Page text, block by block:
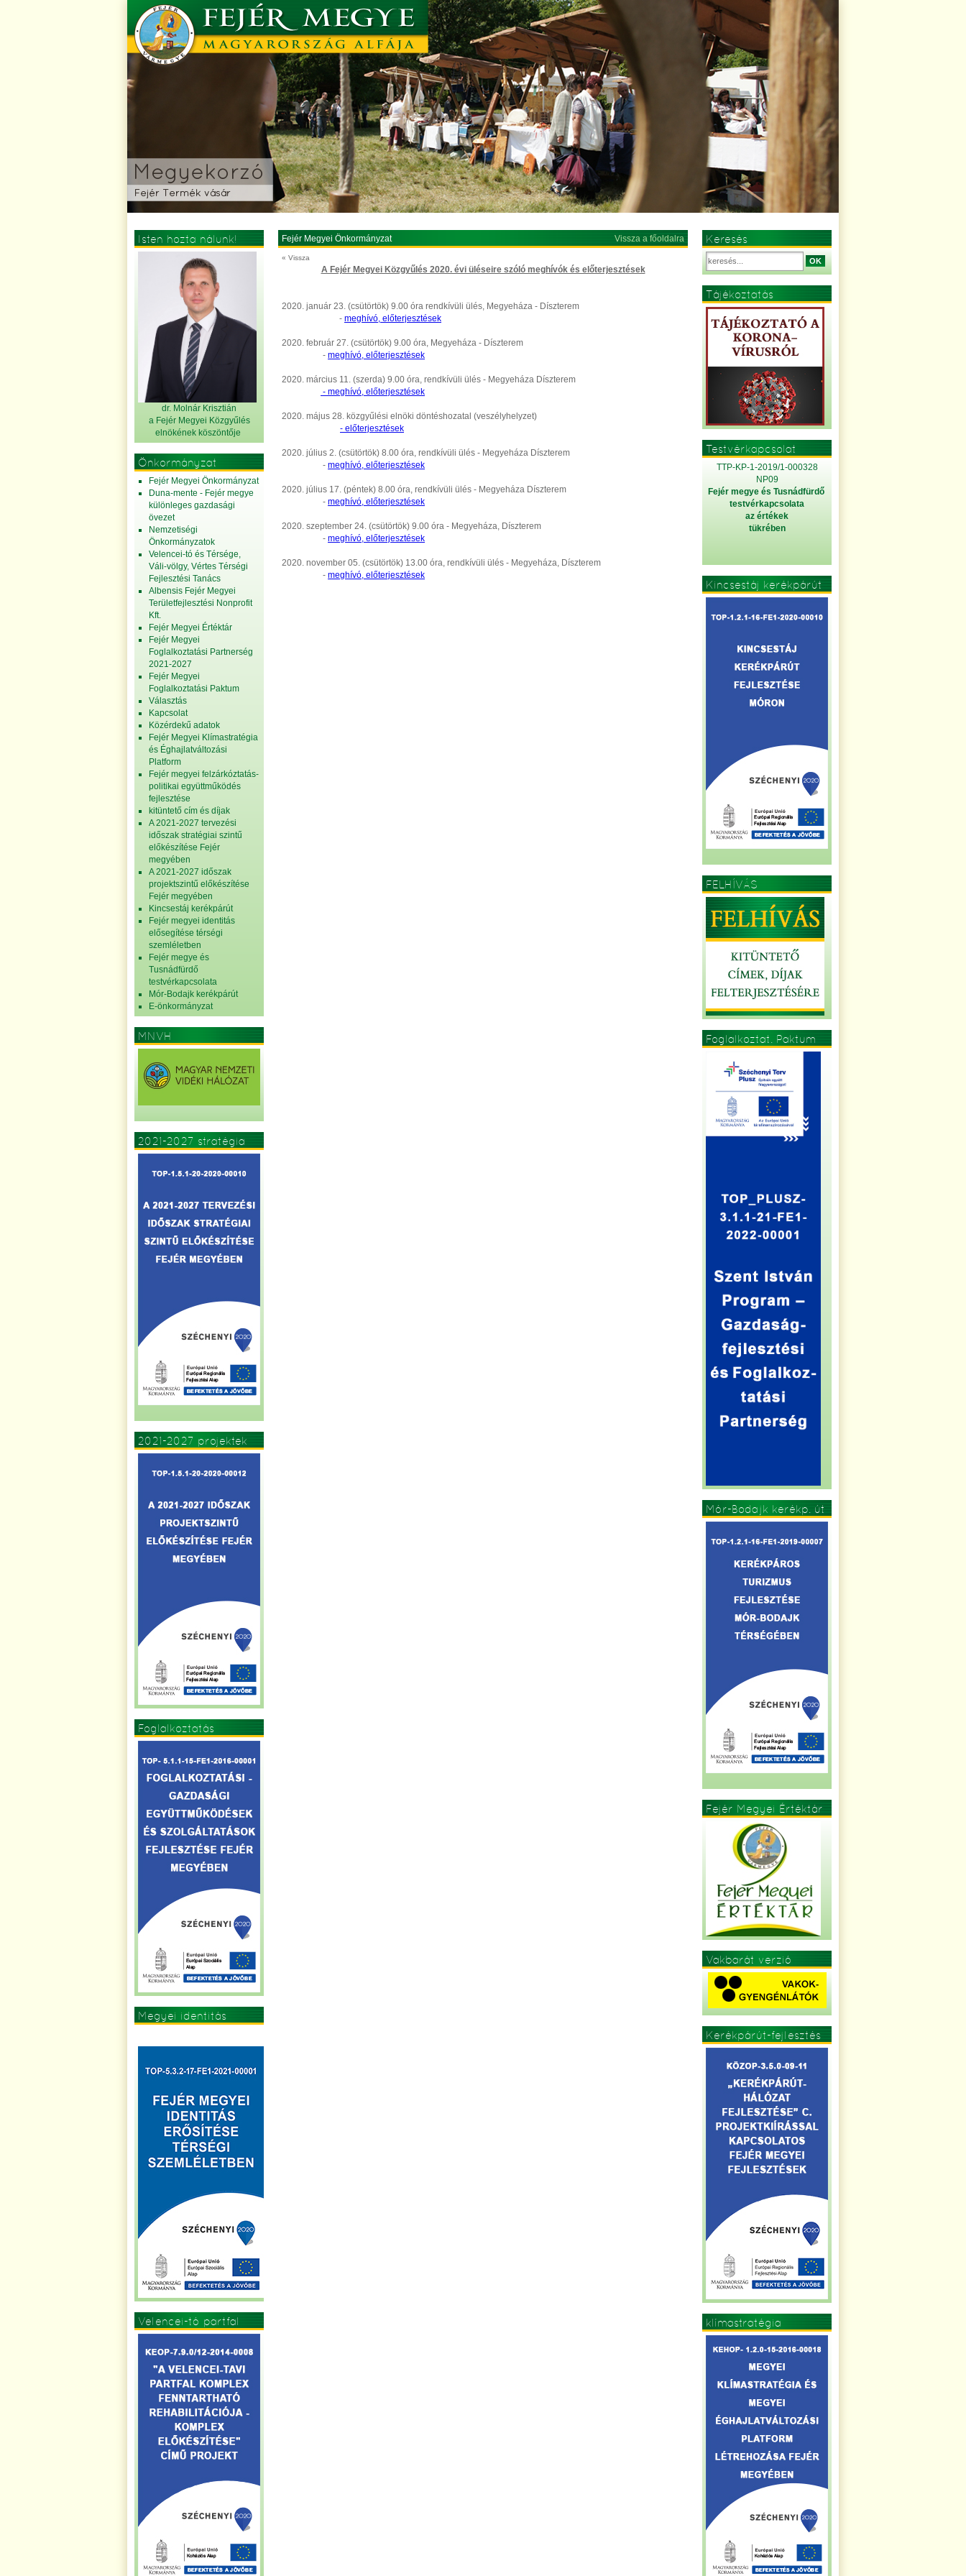
Isten hozta nálunk!
dr. Molnár Krisztián
a Fejér Megyei Közgyűlés
elnökének köszöntője
Önkormányzat
Fejér Megyei Önkormányzat
Duna-mente - Fejér megye
különleges gazdasági
övezet
Nemzetiségi
Önkormányzatok
Velencei-tó és Térsége,
Váli-völgy, Vértes Térségi
Fejlesztési Tanács
Albensis Fejér Megyei
Területfejlesztési Nonprofit
Kft.
Fejér Megyei Értéktár
Fejér Megyei
Foglalkoztatási Partnerség
2021-2027
Fejér Megyei
Foglalkoztatási Paktum
Választás
Kapcsolat
Közérdekű adatok
Fejér Megyei Klímastratégia
és Éghajlatváltozási
Platform
Fejér megyei felzárkóztatás-
politikai együttműködés
fejlesztése
kitüntető cím és díjak
A 2021-2027 tervezési
időszak stratégiai szintű
előkészítése Fejér
megyében
A 2021-2027 időszak
projektszintű előkészítése
Fejér megyében
Kincsestáj kerékpárút
Fejér megyei identitás
elősegítése térségi
szemléletben
Fejér megye és
Tusnádfürdő
testvérkapcsolata
Mór-Bodajk kerékpárút
E-önkormányzat
MNVH
2021-2027 stratégia
2021-2027 projektek
Foglalkoztatás
Megyei identitás
Velencei-tó partfal
Fejér Megyei Önkormányzat Vissza a főoldalra
« Vissza
A Fejér Megyei Közgyűlés 2020. évi üléseire szóló meghívók és előterjesztések
2020. január 23. (csütörtök) 9.00 óra rendkívüli ülés, Megyeháza - Díszterem
- meghívó, előterjesztések
2020. február 27. (csütörtök) 9.00 óra, Megyeháza - Díszterem
- meghívó, előterjesztések
2020. március 11. (szerda) 9.00 óra, rendkívüli ülés - Megyeháza Díszterem
- meghívó, előterjesztések
2020. május 28. közgyűlési elnöki döntéshozatal (veszélyhelyzet)
- előterjesztések
2020. július 2. (csütörtök) 8.00 óra, rendkívüli ülés - Megyeháza Díszterem
- meghívó, előterjesztések
2020. július 17. (péntek) 8.00 óra, rendkívüli ülés - Megyeháza Díszterem
- meghívó, előterjesztések
2020. szeptember 24. (csütörtök) 9.00 óra - Megyeháza, Díszterem
- meghívó, előterjesztések
2020. november 05. (csütörtök) 13.00 óra, rendkívüli ülés - Megyeháza, Díszterem
- meghívó, előterjesztések
Keresés
OK
Tájékoztatás
Testvérkapcsolat
TTP-KP-1-2019/1-000328
NP09
Fejér megye és Tusnádfürdő
testvérkapcsolata
az értékek
tükrében
Kincsestáj kerékpárút
FELHÍVÁS
Foglalkoztat. Paktum
Mór-Bodajk kerékp. út
Fejér Megyei Értéktár
Vakbarát verzió
Kerékpárút-fejlesztés
klímastratégia